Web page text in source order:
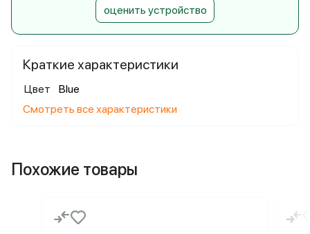
Краткие характеристики
Цвет
Blue
Смотреть все характеристики
оценить устройство
Похожие товары